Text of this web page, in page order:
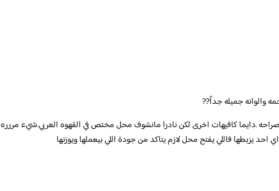
والوانه جميله جداً??
صراحه .دايما كافيهات اخرى لكن نادرا مانشوف محل مختص في القهوه العربي.شيء مررره
يزبطها فاللي يفتح محل لازم يتاكد من جودة اللي بيعملها ويوزنها